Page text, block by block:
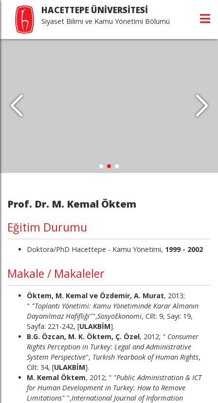
HACETTEPE ÜNİVERSİTESİ
Siyaset Bilimi ve Kamu Yönetimi Bölümü
Prof. Dr. M. Kemal Öktem
Eğitim Durumu
Doktora/PhD Hacettepe - Kamu Yönetimi, 1999 - 2002
Makale / Makaleler
Öktem, M. Kemal ve Özdemir, A. Murat, 2013;
" "Toplantı Yönetimi: Kamu Yönetiminde Karar Almanın
Dayanılmaz Hafifliği"",SosyoEkonomi, Cilt: 9, Sayı: 19,
Sayfa: 221-242, [ULAKBİM].
B.G. Özcan, M. K. Öktem, Ç. Özel, 2012; " Consumer
Rights Perception in Turkey: Legal and Administrative
System Perspective", Turkish Yearbook of Human Rights,
Cilt: 34, [ULAKBİM].
M. Kemal Öktem, 2012; " "Public Administration & ICT
for Human Development in Turkey: How to Remove
Limitations" ",International Journal of Information